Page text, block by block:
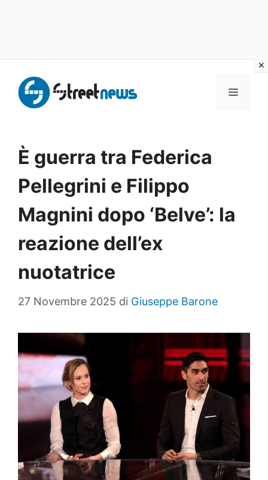
contenuto
MENU
È guerra tra Federica
Pellegrini e Filippo
Magnini dopo ‘Belve’: la
reazione dell’ex
nuotatrice
27 Novembre 2025 di Giuseppe Barone